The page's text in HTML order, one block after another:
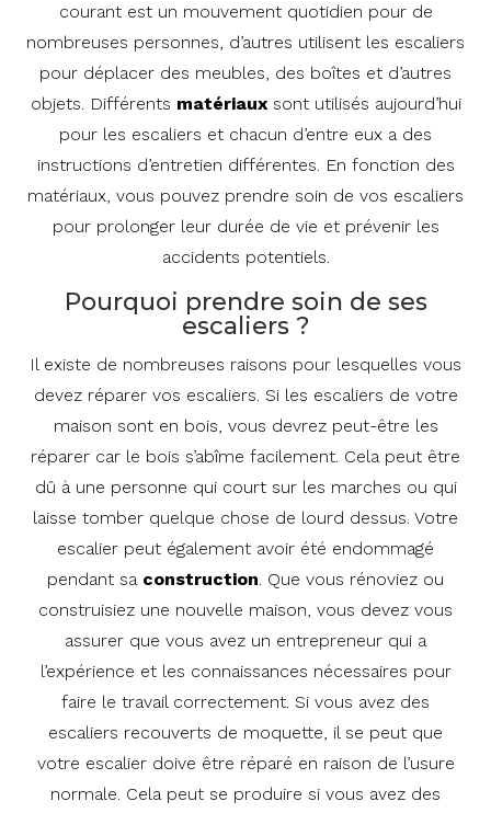
courant est un mouvement quotidien pour de
nombreuses personnes, d’autres utilisent les escaliers
pour déplacer des meubles, des boîtes et d’autres
objets. Différents matériaux sont utilisés aujourd’hui
pour les escaliers et chacun d’entre eux a des
instructions d’entretien différentes. En fonction des
matériaux, vous pouvez prendre soin de vos escaliers
pour prolonger leur durée de vie et prévenir les
accidents potentiels.
Pourquoi prendre soin de ses
escaliers ?
Il existe de nombreuses raisons pour lesquelles vous
devez réparer vos escaliers. Si les escaliers de votre
maison sont en bois, vous devrez peut-être les
réparer car le bois s’abîme facilement. Cela peut être
dû à une personne qui court sur les marches ou qui
laisse tomber quelque chose de lourd dessus. Votre
escalier peut également avoir été endommagé
pendant sa construction. Que vous rénoviez ou
construisiez une nouvelle maison, vous devez vous
assurer que vous avez un entrepreneur qui a
l’expérience et les connaissances nécessaires pour
faire le travail correctement. Si vous avez des
escaliers recouverts de moquette, il se peut que
votre escalier doive être réparé en raison de l’usure
normale. Cela peut se produire si vous avez des